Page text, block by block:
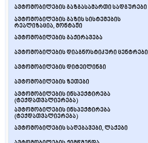
ავტომობილების გაზგასამართი სადგურები
ავტომობილების გაზის სისტემების
რეალიზაცია, მონტაჟი
ავტომობილების გაქირავება
ავტომობილების დიაგნოსტიკური ცენტრები
ავტომობილების დიტეილინგი
ავტომობილების ზეთები
ავტომობილების ინსპექტირება
(ტექდათვალიერება)
ავტომობილების ინსპექტირება
(ტექდათვალიერება)
ავტომობილების საღებავები, ლაქები